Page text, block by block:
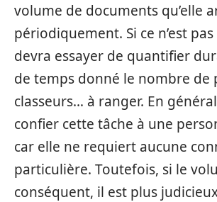
volume de documents qu’elle
périodiquement. Si ce n’est
devra essayer de quantifier
de temps donné le nombre de
classeurs… à ranger. En
confier cette tâche à une
car elle ne requiert aucune
particulière. Toutefois, si le
conséquent, il est plus